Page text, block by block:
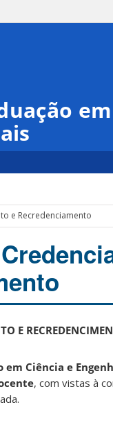
e Recredenciamento
E
em Ciência e
, com vistas à